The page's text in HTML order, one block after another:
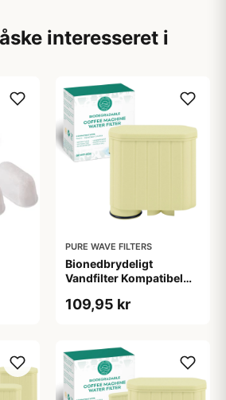
interesseret i
PURE WAVE FILTERS
Bionedbrydeligt
Vandfilter Kompatibel
AquaClean - Pure Wave
109,95 kr